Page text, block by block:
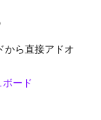
から直接アドオ
ード